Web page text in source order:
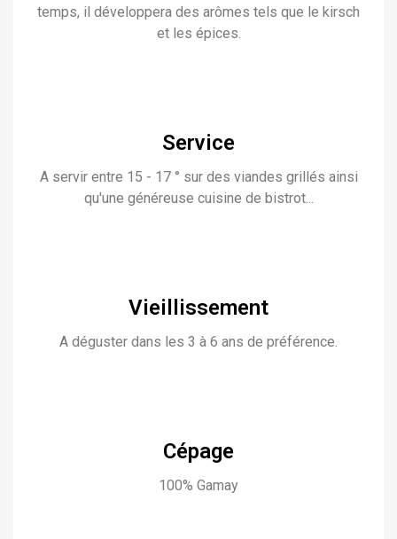
temps, il développera des arômes tels que le kirsch
et les épices.
Service
A servir entre 15 - 17 ° sur des viandes grillés ainsi
qu'une généreuse cuisine de bistrot...
Vieillissement
A déguster dans les 3 à 6 ans de préférence.
Cépage
100% Gamay